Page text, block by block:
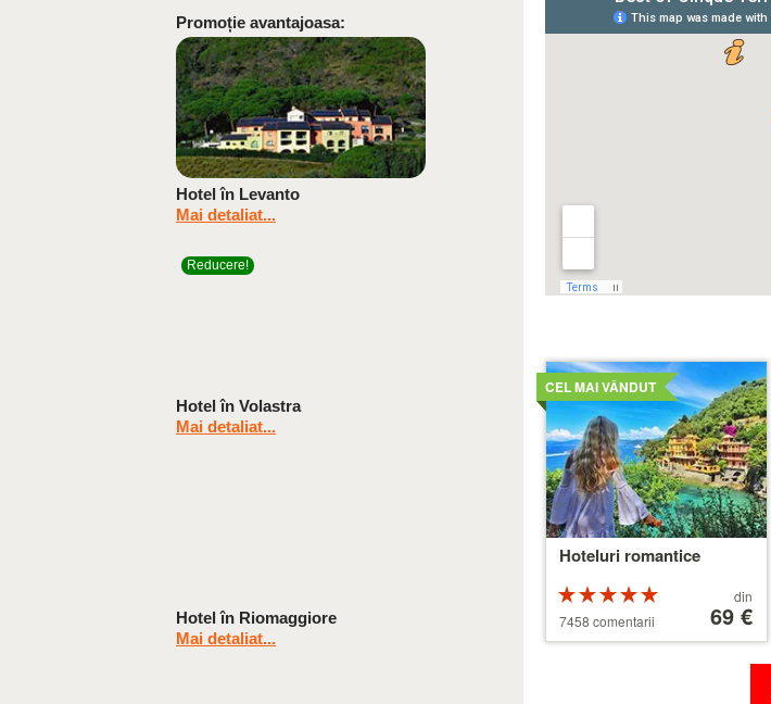
Hoteluri romantice
CEL MAI VÂNDUT
7458 comentarii începând
la
din
69 €
Mai
detaliat
Promoție avantajoasa:
Hotel în Levanto
Mai detaliat...
Reducere!
Hotel în Volastra
Mai detaliat...
Hotel în Riomaggiore
Mai detaliat...